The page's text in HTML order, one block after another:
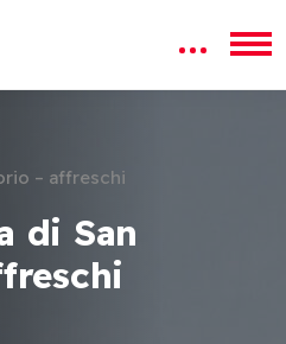
– affreschi
di San